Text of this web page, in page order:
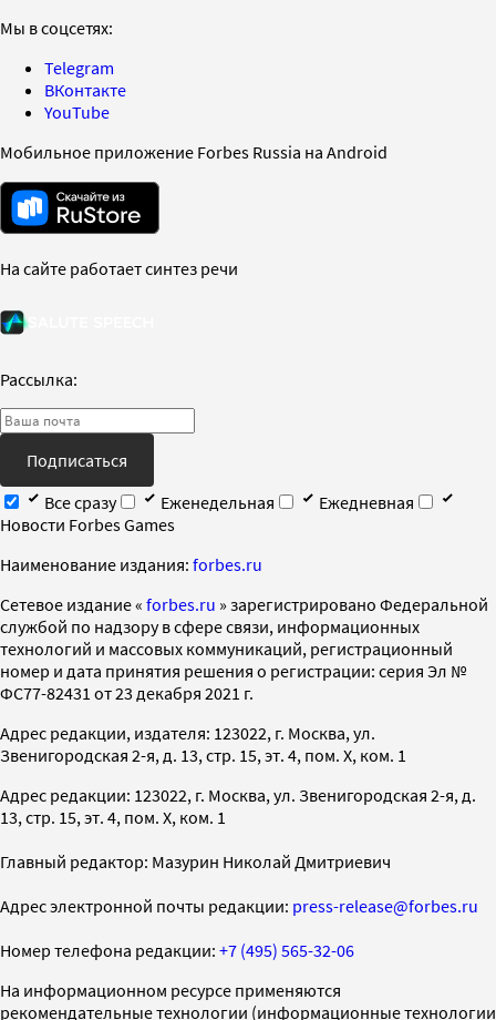
Мы в соцсетях:
Telegram
ВКонтакте
YouTube
Мобильное приложение Forbes Russia на Android
На сайте работает синтез речи
Рассылка:
Подписаться
Все сразу
Еженедельная
Ежедневная
Новости Forbes Games
Наименование издания: forbes.ru
Cетевое издание « forbes.ru » зарегистрировано Федеральной
службой по надзору в сфере связи, информационных
технологий и массовых коммуникаций, регистрационный
номер и дата принятия решения о регистрации: серия Эл №
ФС77-82431 от 23 декабря 2021 г.
Адрес редакции, издателя: 123022, г. Москва, ул.
Звенигородская 2-я, д. 13, стр. 15, эт. 4, пом. X, ком. 1
Адрес редакции: 123022, г. Москва, ул. Звенигородская 2-я, д.
13, стр. 15, эт. 4, пом. X, ком. 1
Главный редактор: Мазурин Николай Дмитриевич
Адрес электронной почты редакции: press-release@forbes.ru
Номер телефона редакции: +7 (495) 565-32-06
На информационном ресурсе применяются
рекомендательные технологии (информационные технологии